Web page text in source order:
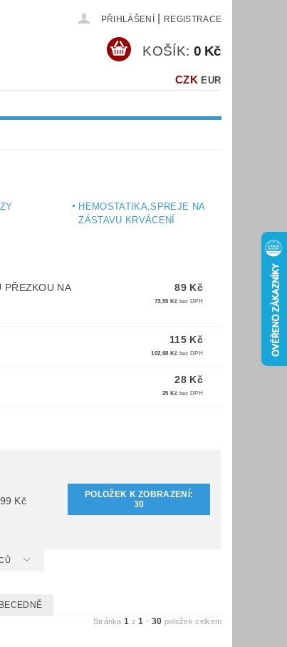
PŘIHLÁŠENÍ REGISTRACE
CZK EUR
KOŠÍK: 0 Kč
HEMOSTATIKA,SPREJE NA
ZÁSTAVU KRVÁCENÍ
PŘEZKOU NA
89 Kč
73,55 Kč bez DPH
115 Kč
102,68 Kč bez DPH
28 Kč
25 Kč bez DPH
Kč
POLOŽEK K ZOBRAZENÍ:
30
Stránka1 z1 - 30 položek celkem